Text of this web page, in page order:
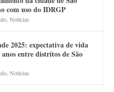
com uso do IDRGP
,Notícias
2025: expectativa de vida
entre distritos de São
,Notícias